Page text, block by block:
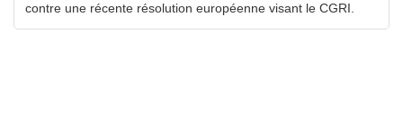
contre une récente résolution européenne visant le CGRI.